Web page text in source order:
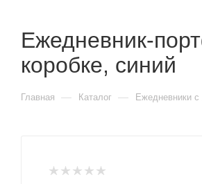
Ежедневник-
коробке, синий
Главная — Каталог — Ежедневники c